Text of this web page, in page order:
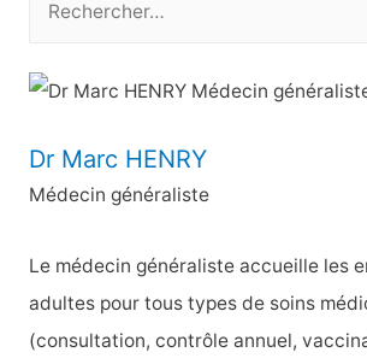
c
e
r
h
e
r
Dr Marc HENRY
Médecin généraliste
Le médecin généraliste accueille les
adultes pour tous types de soins
(consultation, contrôle annuel,